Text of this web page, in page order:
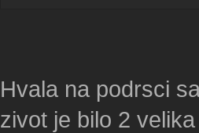
Hvala na podrsci
zivot je bilo 2